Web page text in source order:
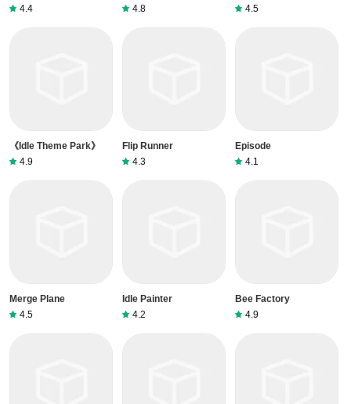
4.4
4.8
4.5
《Idle Theme Park》
4.9
Flip Runner
4.3
Episode
4.1
Merge Plane
4.5
Idle Painter
4.2
Bee Factory
4.9